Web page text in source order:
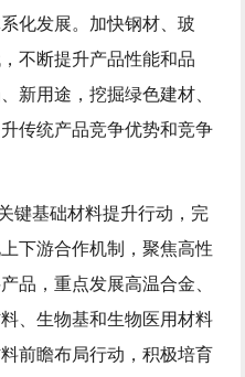
化发展。加快钢材、玻
不断提升产品性能和品
新用途，挖掘绿色建材、
传统产品竞争优势和竞争
键基础材料提升行动，完
下游合作机制，聚焦高性
品，重点发展高温合金、
、生物基和生物医用材料
前瞻布局行动，积极培育